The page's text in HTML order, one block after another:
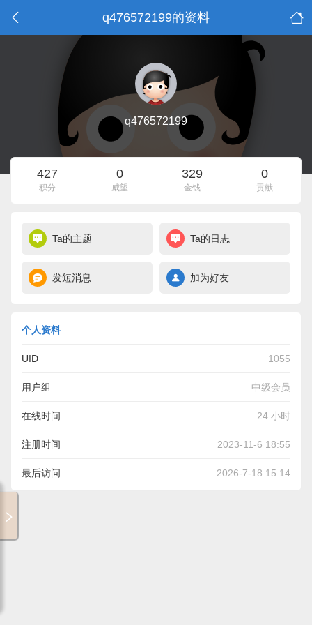
q476572199的资料
q476572199
427
积分
0
威望
329
金钱
0
贡献
Ta的主题 Ta的日志
发短消息 加为好友
个人资料
UID 1055
用户组 中级会员
在线时间 24 小时
注册时间 2023-11-6 18:55
最后访问 2026-7-18 15:14